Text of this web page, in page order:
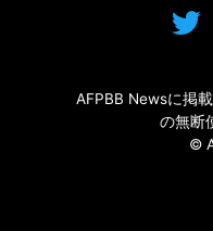
AFPBB Newsに掲
の無断
©